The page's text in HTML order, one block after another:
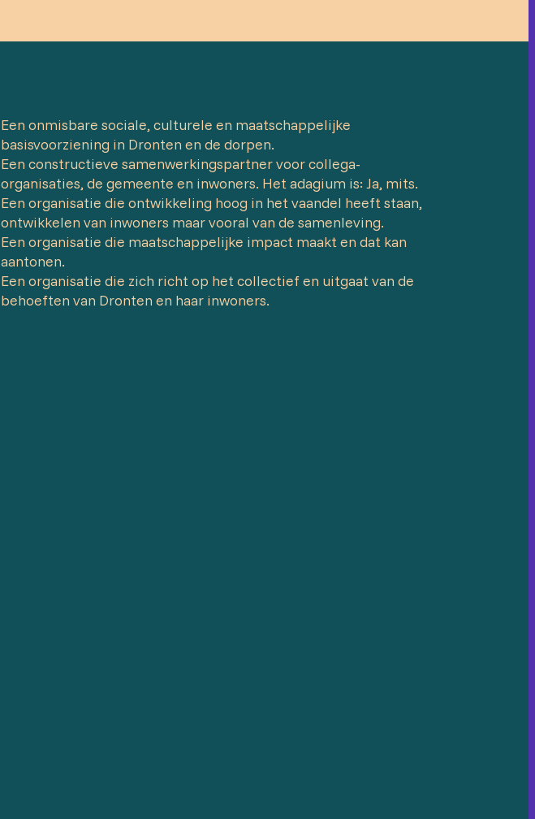
Een onmisbare sociale, culturele en maatschappelijke
basisvoorziening in Dronten en de dorpen.
Een constructieve samenwerkingspartner voor collega-
organisaties, de gemeente en inwoners. Het adagium is: Ja, mits.
Een organisatie die ontwikkeling hoog in het vaandel heeft staan,
ontwikkelen van inwoners maar vooral van de samenleving.
Een organisatie die maatschappelijke impact maakt en dat kan
aantonen.
Een organisatie die zich richt op het collectief en uitgaat van de
behoeften van Dronten en haar inwoners.